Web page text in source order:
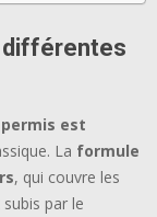
différentes
permis est
La formule
, qui couvre les
par le